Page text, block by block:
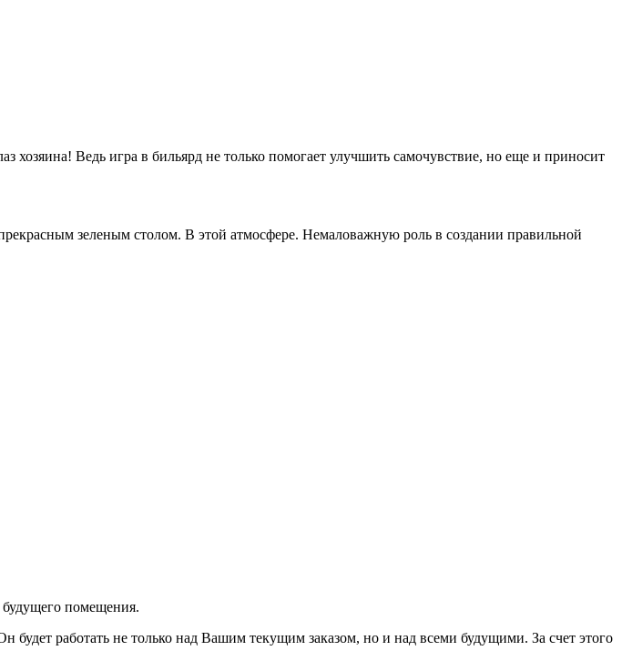
хозяина! Ведь игра в бильярд не только помогает улучшить самочувствие, но еще и приносит
зеленым столом. В этой атмосфере. Немаловажную роль в создании правильной
помещения.
будет работать не только над Вашим текущим заказом, но и над всеми будущими. За счет этого